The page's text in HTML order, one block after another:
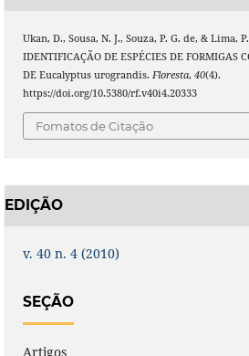
Ukan, D., Sousa, N. J., Souza, P. G. de, & Lima,
IDENTIFICAÇÃO DE ESPÉCIES DE FORMIGAS
DE Eucalyptus urograndis. Floresta, 40(4).
https://doi.org/10.5380/rf.v40i4.20333
Fomatos de Citação
EDIÇÃO
v. 40 n. 4 (2010)
SEÇÃO
Artigos